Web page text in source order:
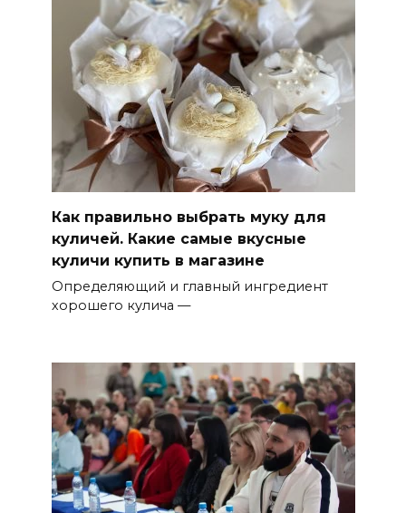
Как правильно выбрать муку для
куличей. Какие самые вкусные
куличи купить в магазине
Определяющий и главный ингредиент
хорошего кулича —